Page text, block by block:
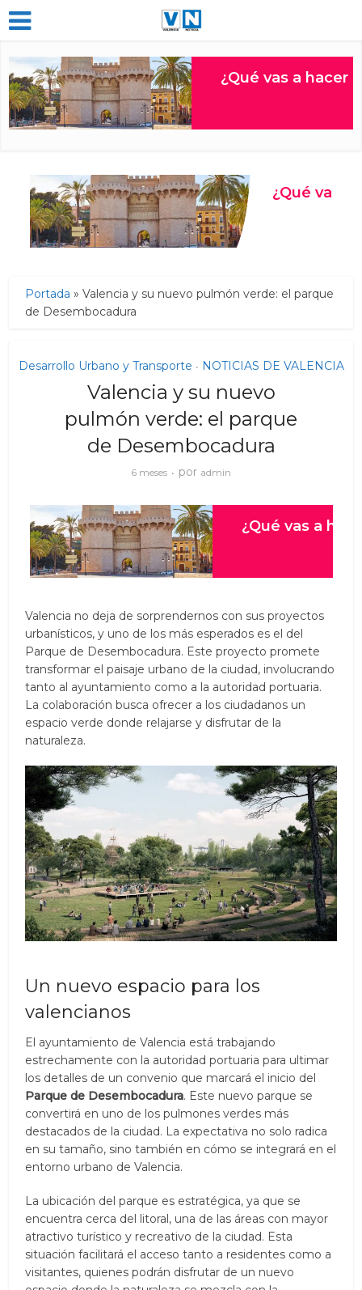
Portada »Valencia y su nuevo pulmón verde: el parque
de Desembocadura
Desarrollo Urbano y Transporte • NOTICIAS DE VALENCIA
Valencia y su nuevo
pulmón verde: el parque
de Desembocadura
6 meses por admin
Valencia no deja de sorprendernos con sus proyectos
urbanísticos, y uno de los más esperados es el del
Parque de Desembocadura. Este proyecto promete
transformar el paisaje urbano de la ciudad, involucrando
tanto al ayuntamiento como a la autoridad portuaria.
La colaboración busca ofrecer a los ciudadanos un
espacio verde donde relajarse y disfrutar de la
naturaleza.
Un nuevo espacio para los
valencianos
El ayuntamiento de Valencia está trabajando
estrechamente con la autoridad portuaria para ultimar
los detalles de un convenio que marcará el inicio del
Parque de Desembocadura. Este nuevo parque se
convertirá en uno de los pulmones verdes más
destacados de la ciudad. La expectativa no solo radica
en su tamaño, sino también en cómo se integrará en el
entorno urbano de Valencia.
La ubicación del parque es estratégica, ya que se
encuentra cerca del litoral, una de las áreas con mayor
atractivo turístico y recreativo de la ciudad. Esta
situación facilitará el acceso tanto a residentes como a
visitantes, quienes podrán disfrutar de un nuevo